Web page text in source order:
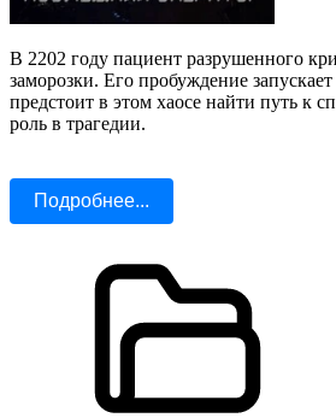
В 2202 году пациент разрушенного
заморозки. Его пробуждение
предстоит в этом хаосе найти путь к
роль в трагедии.
Подробнее...